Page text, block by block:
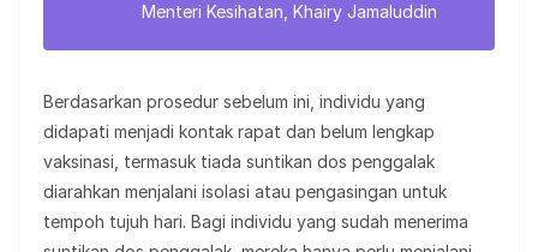
Menteri Kesihatan, Khairy Jamaluddin
Berdasarkan prosedur sebelum ini, individu yang
didapati menjadi kontak rapat dan belum lengkap
vaksinasi, termasuk tiada suntikan dos penggalak
diarahkan menjalani isolasi atau pengasingan untuk
tempoh tujuh hari. Bagi individu yang sudah menerima